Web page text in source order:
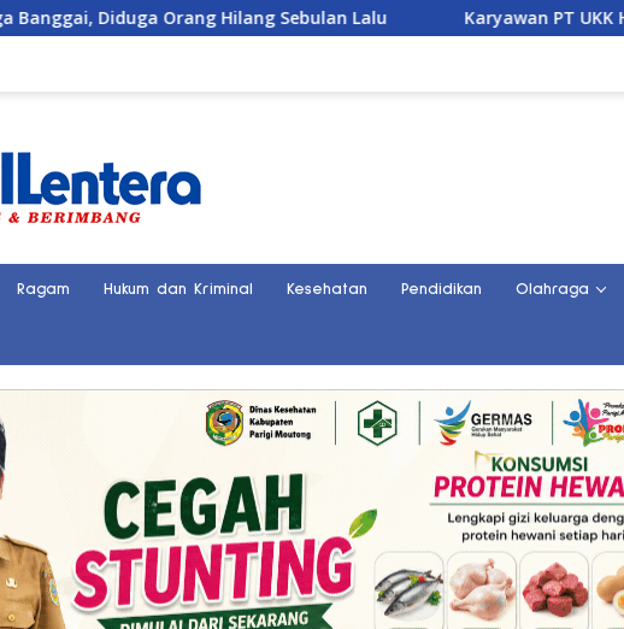
Sebulan Lalu Karyawan PT UKK Hilang Saat Cek
Ragam Hukum dan Kriminal Kesehatan Pendidikan Olahraga